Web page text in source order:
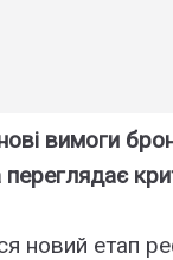
вимоги
переглядає
новий етап